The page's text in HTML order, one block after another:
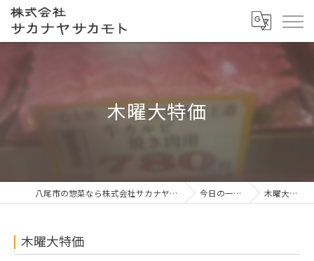
木曜大特価
八尾市の惣菜なら株式会社サカナヤサカモト 今日の一押し 木曜大特価
木曜大特価